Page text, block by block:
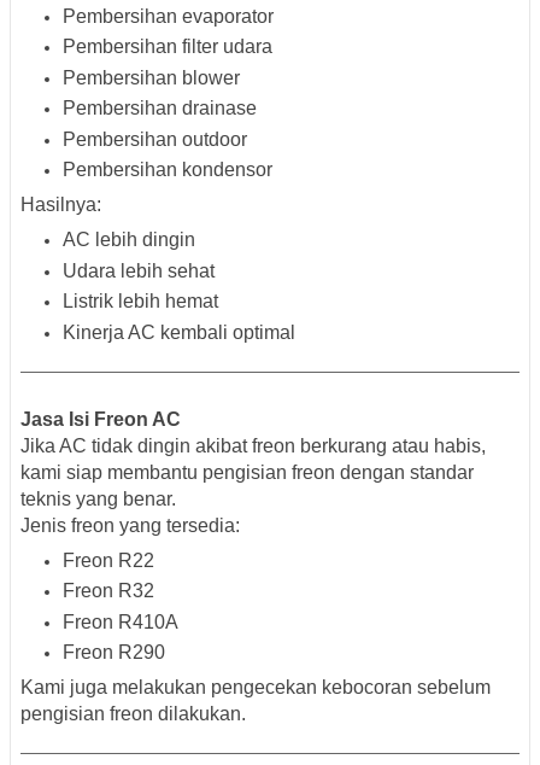
Pembersihan evaporator
Pembersihan filter udara
Pembersihan blower
Pembersihan drainase
Pembersihan outdoor
Pembersihan kondensor
Hasilnya:
AC lebih dingin
Udara lebih sehat
Listrik lebih hemat
Kinerja AC kembali optimal
Jasa Isi Freon AC
Jika AC tidak dingin akibat freon berkurang atau habis,
kami siap membantu pengisian freon dengan standar
teknis yang benar.
Jenis freon yang tersedia:
Freon R22
Freon R32
Freon R410A
Freon R290
Kami juga melakukan pengecekan kebocoran sebelum
pengisian freon dilakukan.